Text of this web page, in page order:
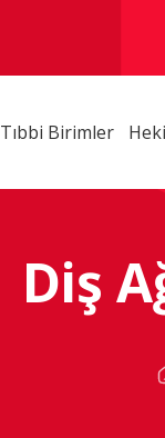
Tıbbi Birimler
Diş